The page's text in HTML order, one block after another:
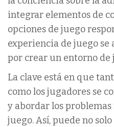
integrar elementos de
opciones de juego
experiencia de juego se
por crear un entorno de
La clave está en que
como los jugadores se
y abordar los
juego. Así, puede no